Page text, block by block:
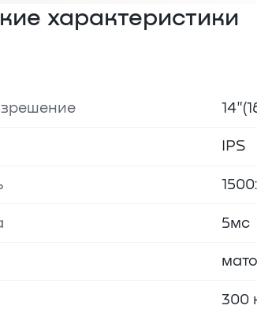
характеристики
IPS
5мс
300